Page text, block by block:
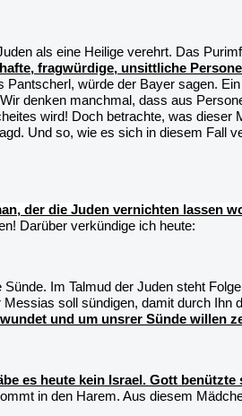
als eine Heilige verehrt. Das
fragwürdige, unsittliche
Pantscherl, würde der Bayer sagen.
denken manchmal, dass aus
wird! Doch betrachte, was dieser
Und so, wie es sich in diesem Fall
der die Juden vernichten lassen
Darüber verkündige ich heute:
Sünde. Im Talmud der Juden steht
Messias soll sündigen, damit durch
und um unsrer Sünde willen
es heute kein Israel. Gott
in den Harem. Aus diesem